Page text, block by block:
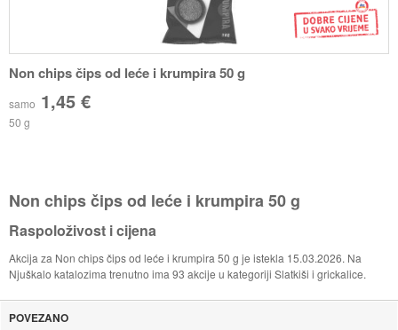
Non chips čips od leće i krumpira 50 g
samo 1,45 €
50 g
Non chips čips od leće i krumpira 50 g
Raspoloživost i cijena
Akcija za Non chips čips od leće i krumpira 50 g je istekla 15.03.2026. Na
Njuškalo katalozima trenutno ima 93 akcije u kategoriji Slatkiši i grickalice.
POVEZANO